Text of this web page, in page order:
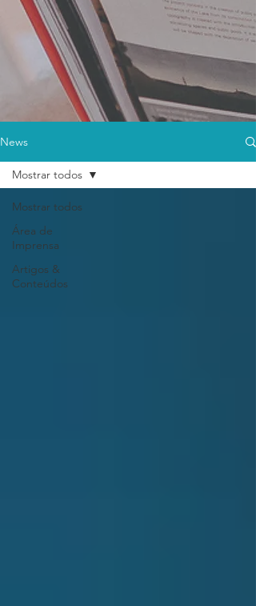
News
Mostrar todos
Área de
Imprensa
Artigos &
Conteúdos
Mostrar todos